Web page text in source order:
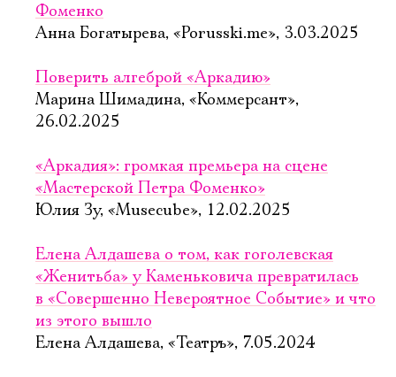
Фоменко
Анна Богатырева, «Porusski.me», 3.03.2025
Поверить алгеброй «Аркадию»
Марина Шимадина, «Коммерсант»,
26.02.2025
«Аркадия»: громкая премьера на сцене
«Мастерской Петра Фоменко»
Юлия Зу, «Musecube», 12.02.2025
Елена Алдашева о том, как гоголевская
«Женитьба» у Каменьковича превратилась
в «Совершенно Невероятное Событие» и что
из этого вышло
Елена Алдашева, «Театръ», 7.05.2024